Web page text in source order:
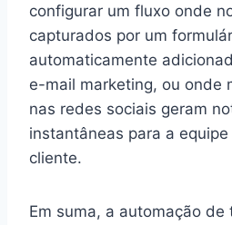
configurar um fluxo onde
capturados por um
automaticamente
e-mail marketing, ou onde
nas redes sociais geram
instantâneas para a
cliente.
Em suma, a automação de